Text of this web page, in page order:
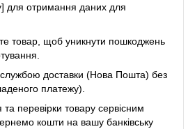
для отримання даних для
товар, щоб уникнути пошкоджень
службою доставки (Нова Пошта) без
платежу).
перевірки товару сервісним
кошти на вашу банківську